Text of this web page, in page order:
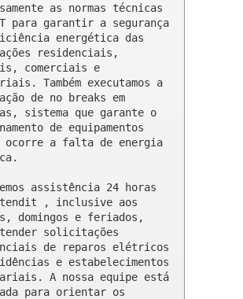
as normas técnicas
para garantir a segurança
energética das
residenciais,
comerciais e
Também executamos a
de no breaks em
sistema que garante o
de equipamentos
ocorre a falta de energia
assistência 24 horas
, inclusive aos
domingos e feriados,
solicitações
de reparos elétricos
e estabelecimentos
A nossa equipe está
para orientar os